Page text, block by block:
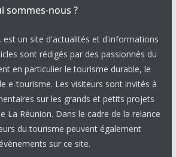
sommes-nous ?
est un site d'actualités et d'informations
sont rédigés par des passionnés du
en particulier le tourisme durable, le
e-tourisme. Les visiteurs sont invités à
sur les grands et petits projets
La Réunion. Dans le cadre de la relance
du tourisme peuvent également
sur ce site.